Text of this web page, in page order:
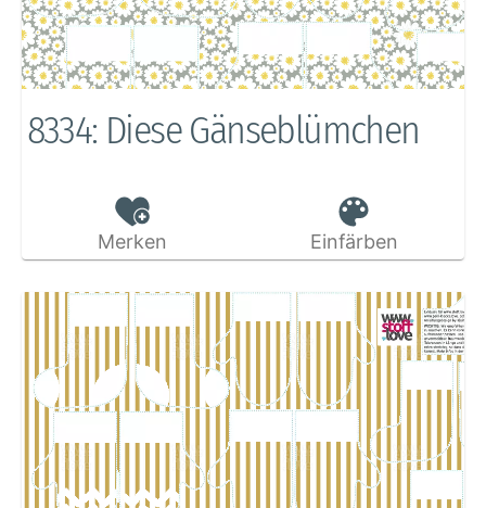
8334: Diese Gänseblümchen
Merken Einfärben